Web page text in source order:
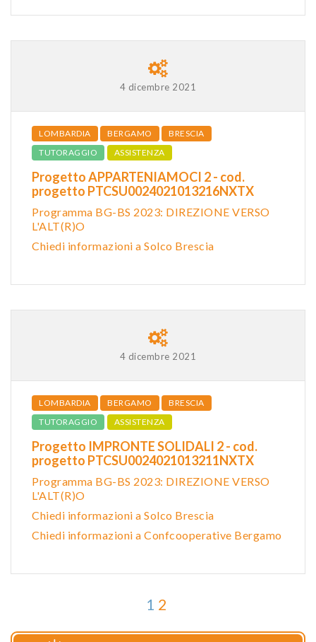
4 dicembre 2021
LOMBARDIA BERGAMO
BRESCIA
TUTORAGGIO
ASSISTENZA
Progetto APPARTENIAMOCI 2 - cod.
progetto PTCSU0024021013216NXTX
Programma BG-BS 2023: DIREZIONE VERSO
L'ALT(R)O
Chiedi informazioni a Solco Brescia
4 dicembre 2021
LOMBARDIA BERGAMO
BRESCIA
TUTORAGGIO
ASSISTENZA
Progetto IMPRONTE SOLIDALI 2 - cod.
progetto PTCSU0024021013211NXTX
Programma BG-BS 2023: DIREZIONE VERSO
L'ALT(R)O
Chiedi informazioni a Solco Brescia
Chiedi informazioni a Confcooperative Bergamo
1 2